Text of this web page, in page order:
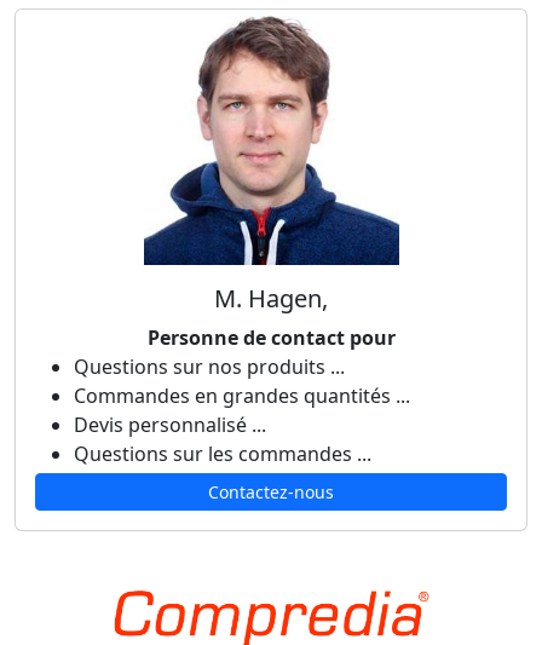
M. Hagen,
Personne de contact pour
Questions sur nos produits ...
Commandes en grandes quantités ...
Devis personnalisé ...
Questions sur les commandes ...
Contactez-nous